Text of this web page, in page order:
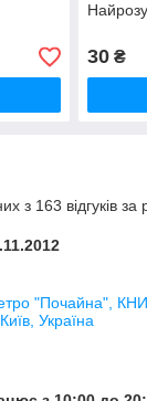
30₴
з 163 відгуків за
"Почайна",
Україна